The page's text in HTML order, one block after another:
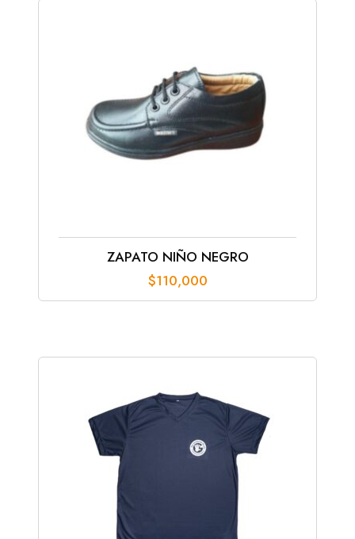
ZAPATO NIÑO NEGRO
$110,000